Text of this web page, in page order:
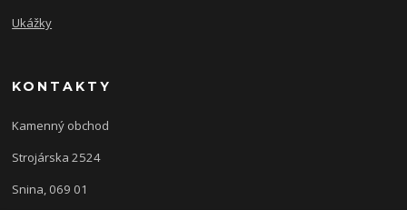
Ukážky
KONTAKTY
Kamenný obchod
Strojárska 2524
Snina, 069 01